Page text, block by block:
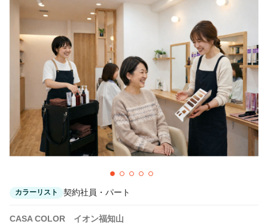
カラーリスト 契約社員・パート
CASA COLOR イオン福知山